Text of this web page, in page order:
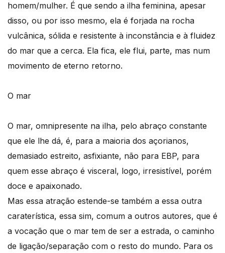
homem/mulher. É que sendo a ilha feminina, apesar
disso, ou por isso mesmo, ela é forjada na rocha
vulcânica, sólida e resistente à inconstância e à fluidez
do mar que a cerca. Ela fica, ele flui, parte, mas num
movimento de eterno retorno.
O mar
O mar, omnipresente na ilha, pelo abraço constante
que ele lhe dá, é, para a maioria dos açorianos,
demasiado estreito, asfixiante, não para EBP, para
quem esse abraço é visceral, logo, irresistível, porém
doce e apaixonado.
Mas essa atração estende-se também a essa outra
caraterística, essa sim, comum a outros autores, que é
a vocação que o mar tem de ser a estrada, o caminho
de ligação/separação com o resto do mundo. Para os